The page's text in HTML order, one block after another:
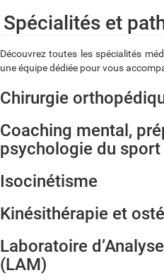
Spécialités et
Découvrez toutes les spécialités
une équipe dédiée pour vous
Chirurgie
Coaching mental,
psychologie du sport
Isocinétisme
Kinésithérapie et
Laboratoire
(LAM)